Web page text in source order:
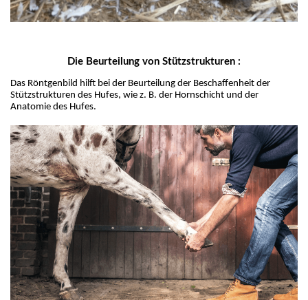
Die Beurteilung von Stützstrukturen :
Das Röntgenbild hilft bei der Beurteilung der Beschaffenheit der
Stützstrukturen des Hufes, wie z. B. der Hornschicht und der
Anatomie des Hufes.